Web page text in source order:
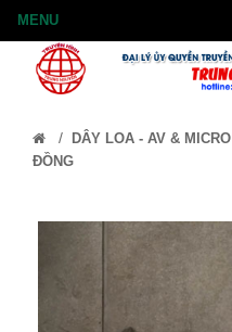
/ DÂY LOA - AV & MICRO
ĐỒNG